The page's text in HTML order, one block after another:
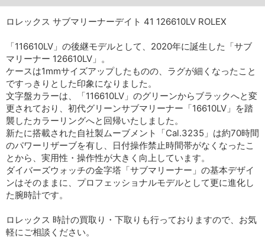
ロレックス サブマリーナーデイト 41 126610LV ROLEX
「116610LV」の後継モデルとして、2020年に誕生した「サブ
マリーナー 126610LV」。
ケースは1mmサイズアップしたものの、ラグが細くなったこと
ですっきりとした印象になりました。
文字盤カラーは、「116610LV」のグリーンからブラックへと変
更されており、初代グリーンサブマリーナー「16610LV」を踏
襲したカラーリングへと回帰いたしました。
新たに搭載された自社製ムーブメント「Cal.3235」は約70時間
のパワーリザーブを有し、日付操作禁止時間帯がなくなったこ
とから、実用性・操作性が大きく向上しています。
ダイバーズウォッチの金字塔「サブマリーナー」の基本デザイ
ンはそのままに、プロフェッショナルモデルとして更に進化し
た腕時計です。
ロレックス 時計の買取り・下取りも行っておりますので、お気
軽にご相談ください。